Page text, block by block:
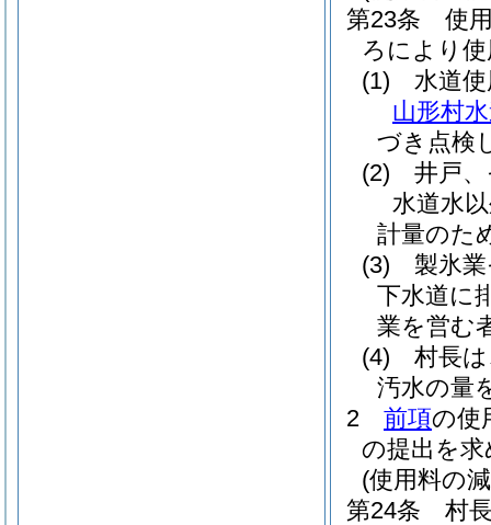
第23条
使
ろにより
(1)
水道
山形村
づき点検
(2)
井戸
水道水
計量のた
(3)
製氷
下水道に
業を営む
(4)
村長
汚水の量
2
前項の使
の提出を
(使用料の
第24条
村